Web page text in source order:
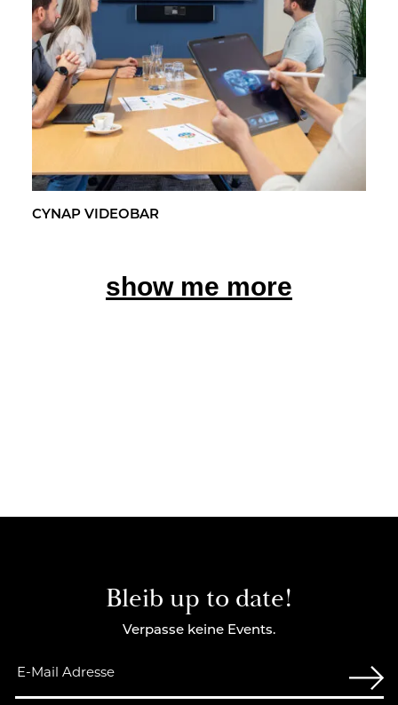
CYNAP VI­DEO­BAR
show me more
Bleib up to date!
Verpasse keine Events.